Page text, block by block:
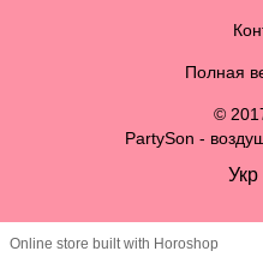
Полная
©
PartySon -
Укр
Online store built with Horoshop